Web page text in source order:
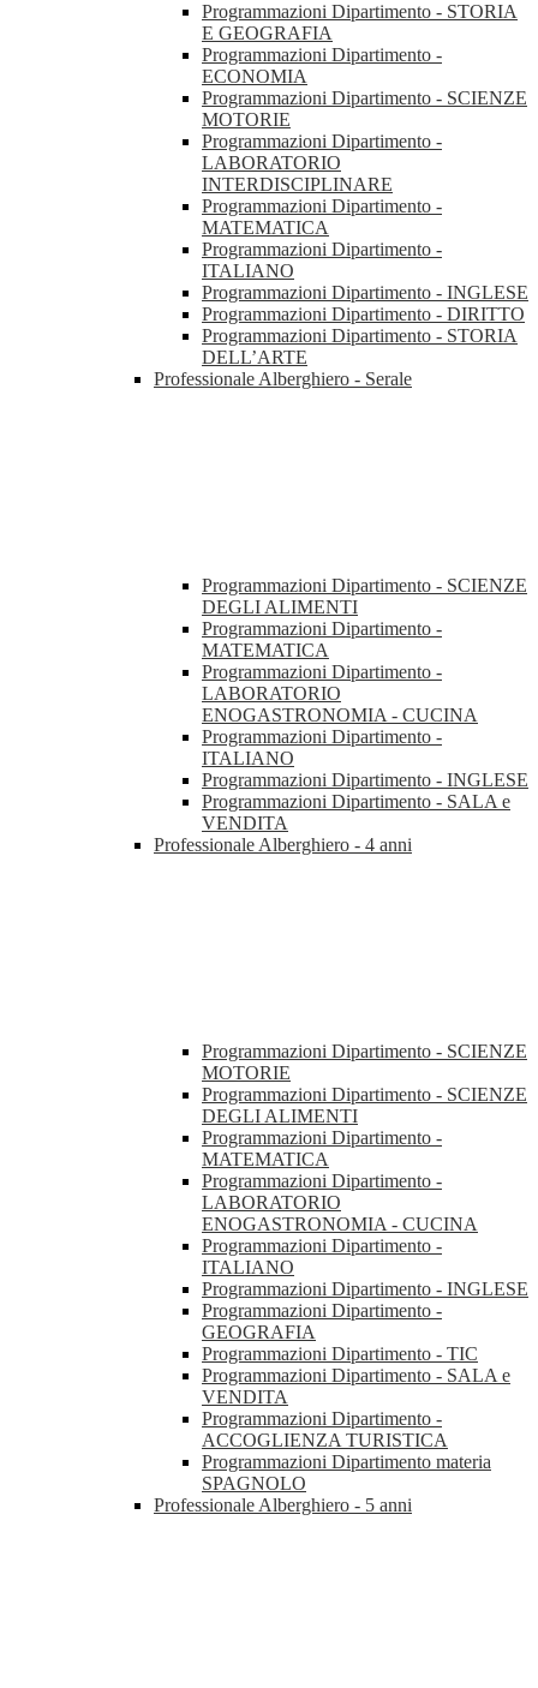
Programmazioni Dipartimento - STORIA
E GEOGRAFIA
Programmazioni Dipartimento -
ECONOMIA
Programmazioni Dipartimento - SCIENZE
MOTORIE
Programmazioni Dipartimento -
LABORATORIO
INTERDISCIPLINARE
Programmazioni Dipartimento -
MATEMATICA
Programmazioni Dipartimento -
ITALIANO
Programmazioni Dipartimento - INGLESE
Programmazioni Dipartimento - DIRITTO
Programmazioni Dipartimento - STORIA
DELL’ARTE
Professionale Alberghiero - Serale
Programmazioni Dipartimento - SCIENZE
DEGLI ALIMENTI
Programmazioni Dipartimento -
MATEMATICA
Programmazioni Dipartimento -
LABORATORIO
ENOGASTRONOMIA - CUCINA
Programmazioni Dipartimento -
ITALIANO
Programmazioni Dipartimento - INGLESE
Programmazioni Dipartimento - SALA e
VENDITA
Professionale Alberghiero - 4 anni
Programmazioni Dipartimento - SCIENZE
MOTORIE
Programmazioni Dipartimento - SCIENZE
DEGLI ALIMENTI
Programmazioni Dipartimento -
MATEMATICA
Programmazioni Dipartimento -
LABORATORIO
ENOGASTRONOMIA - CUCINA
Programmazioni Dipartimento -
ITALIANO
Programmazioni Dipartimento - INGLESE
Programmazioni Dipartimento -
GEOGRAFIA
Programmazioni Dipartimento - TIC
Programmazioni Dipartimento - SALA e
VENDITA
Programmazioni Dipartimento -
ACCOGLIENZA TURISTICA
Programmazioni Dipartimento materia
SPAGNOLO
Professionale Alberghiero - 5 anni